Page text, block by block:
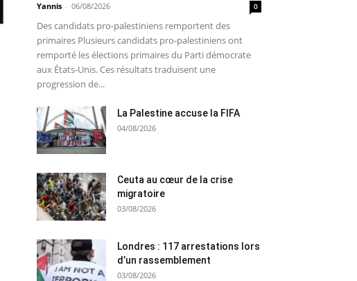
Yannis - 06/08/2026 0
Des candidats pro-palestiniens remportent des
primaires Plusieurs candidats pro-palestiniens ont
remporté les élections primaires du Parti démocrate
aux États-Unis. Ces résultats traduisent une
progression de...
La Palestine accuse la FIFA
04/08/2026
Ceuta au cœur de la crise
migratoire
03/08/2026
Londres : 117 arrestations lors
d’un rassemblement
03/08/2026